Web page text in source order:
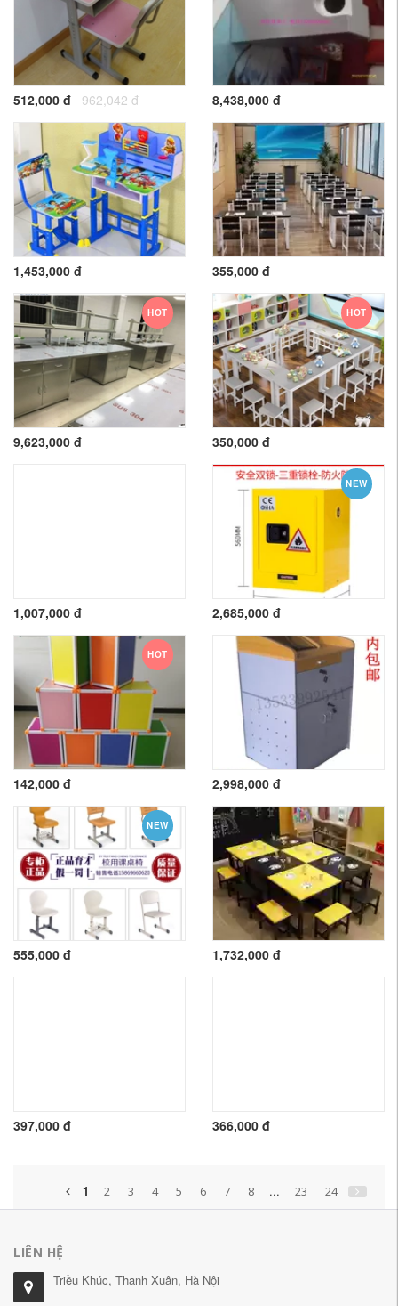
512,000 đ 962,042 đ 8,438,000 đ
1,453,000 đ 355,000 đ
HOT
9,623,000 đ
HOT
350,000 đ
1,007,000 đ
NEW
2,685,000 đ
HOT
142,000 đ 2,998,000 đ
NEW
555,000 đ 1,732,000 đ
397,000 đ 366,000 đ
1 2 3 4 5 6 7 8 ... 23 24
LIÊN HỆ
Triều Khúc, Thanh Xuân, Hà Nội